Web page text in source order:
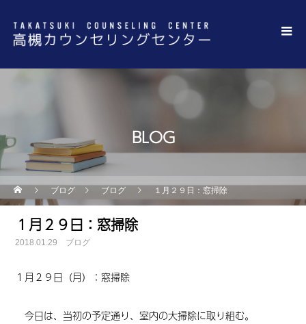
BLOG
ブログ ブログ １月２９日：窓掃除
１月２９日：窓掃除
2018.01.29 ブログ
１月２９日（月）：窓掃除
今日は、当初の予定通り、室内の大掃除に取り組む。